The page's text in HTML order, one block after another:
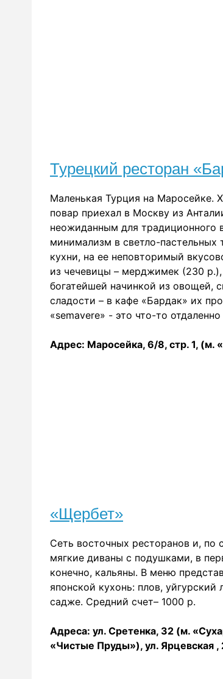
Турецкий ресторан
Маленькая Турция на Маросейке.
повар приехал в Москву из
неожиданным для традиционного
минимализм в светло-пастельных
кухни, на ее неповторимый
из чечевицы – мерджимек (230
богатейшей начинкой из овощей,
сладости – в кафе «Бардак» их
«semavere» - это что-то
Адрес: Маросейка, 6/8, cтр. 1, (м.
«Щербет»
Сеть восточных ресторанов и, по
мягкие диваны с подушками, в
конечно, кальяны. В меню
японской кухонь: плов,
садже. Средний счет– 1000 р.
Адреса: ул. Сретенка, 32 (м.
«Чистые Пруды»), ул. Ярцевская